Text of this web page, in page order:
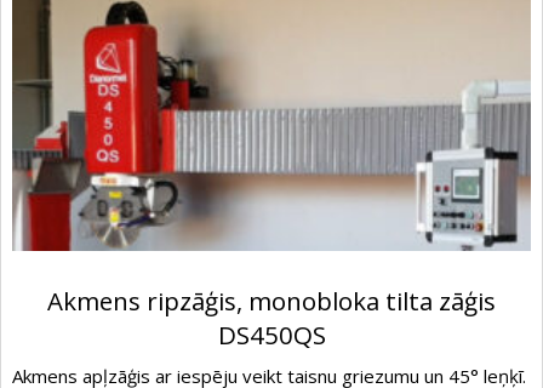
Akmens ripzāģis, monobloka tilta zāģis
DS450QS
Akmens apļzāģis ar iespēju veikt taisnu griezumu un 45° leņķī.